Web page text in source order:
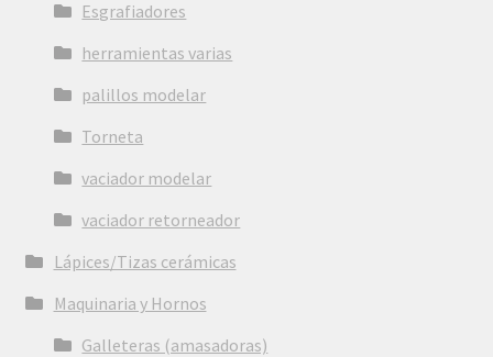
Esgrafiadores
herramientas varias
palillos modelar
Torneta
vaciador modelar
vaciador retorneador
Lápices/Tizas cerámicas
Maquinaria y Hornos
Galleteras (amasadoras)